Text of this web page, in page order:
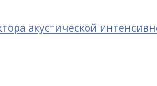
акустической